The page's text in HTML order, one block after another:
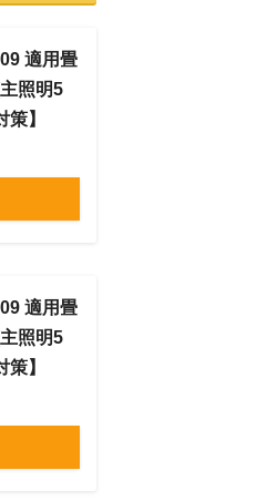
適用畳
照明5
】
適用畳
照明5
】